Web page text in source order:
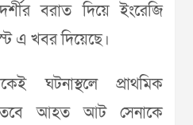
বরাত দিয়ে ইংরেজি
এ খবর দিয়েছে।
ঘটনাস্থলে প্রাথমিক
তবে আহত আট সেনাকে